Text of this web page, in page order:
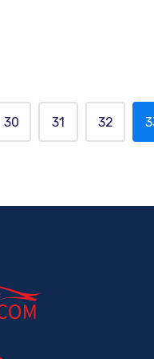
30 31 32